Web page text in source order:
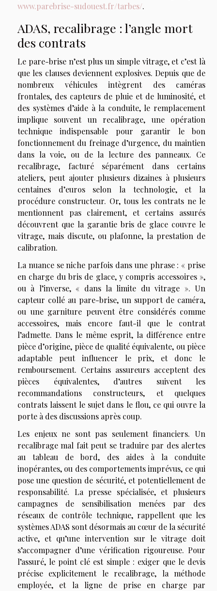
www.parebrise-sudouest.fr/tarbes/.
ADAS, recalibrage : l’angle mort
des contrats
Le pare-brise n’est plus un simple vitrage, et c’est là
que les clauses deviennent explosives. Depuis que de
nombreux véhicules intègrent des caméras
frontales, des capteurs de pluie et de luminosité, et
des systèmes d’aide à la conduite, le remplacement
implique souvent un recalibrage, une opération
technique indispensable pour garantir le bon
fonctionnement du freinage d’urgence, du maintien
dans la voie, ou de la lecture des panneaux. Ce
recalibrage, facturé séparément dans certains
ateliers, peut ajouter plusieurs dizaines à plusieurs
centaines d’euros selon la technologie, et la
procédure constructeur. Or, tous les contrats ne le
mentionnent pas clairement, et certains assurés
découvrent que la garantie bris de glace couvre le
vitrage, mais discute, ou plafonne, la prestation de
calibration.
La nuance se niche parfois dans une phrase : « prise
en charge du bris de glace, y compris accessoires »,
ou à l’inverse, « dans la limite du vitrage ». Un
capteur collé au pare-brise, un support de caméra,
ou une garniture peuvent être considérés comme
accessoires, mais encore faut-il que le contrat
l’admette. Dans le même esprit, la différence entre
pièce d’origine, pièce de qualité équivalente, ou pièce
adaptable peut influencer le prix, et donc le
remboursement. Certains assureurs acceptent des
pièces équivalentes, d’autres suivent les
recommandations constructeurs, et quelques
contrats laissent le sujet dans le flou, ce qui ouvre la
porte à des discussions après coup.
Les enjeux ne sont pas seulement financiers. Un
recalibrage mal fait peut se traduire par des alertes
au tableau de bord, des aides à la conduite
inopérantes, ou des comportements imprévus, ce qui
pose une question de sécurité, et potentiellement de
responsabilité. La presse spécialisée, et plusieurs
campagnes de sensibilisation menées par des
réseaux de contrôle technique, rappellent que les
systèmes ADAS sont désormais au cœur de la sécurité
active, et qu’une intervention sur le vitrage doit
s’accompagner d’une vérification rigoureuse. Pour
l’assuré, le point clé est simple : exiger que le devis
précise explicitement le recalibrage, la méthode
employée, et la ligne de prise en charge par